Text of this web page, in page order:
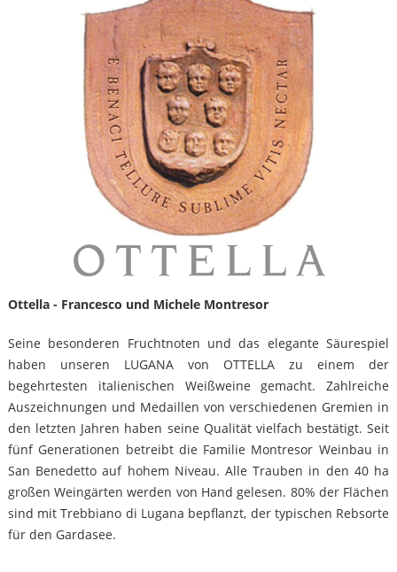
Ottella - Francesco und Michele Montresor
Seine besonderen Fruchtnoten und das elegante Säurespiel
haben unseren LUGANA von OTTELLA zu einem der
begehrtesten italienischen Weißweine gemacht. Zahlreiche
Auszeichnungen und Medaillen von verschiedenen Gremien in
den letzten Jahren haben seine Qualität vielfach bestätigt. Seit
fünf Generationen betreibt die Familie Montresor Weinbau in
San Benedetto auf hohem Niveau. Alle Trauben in den 40 ha
großen Weingärten werden von Hand gelesen. 80% der Flächen
sind mit Trebbiano di Lugana bepflanzt, der typischen Rebsorte
für den Gardasee.